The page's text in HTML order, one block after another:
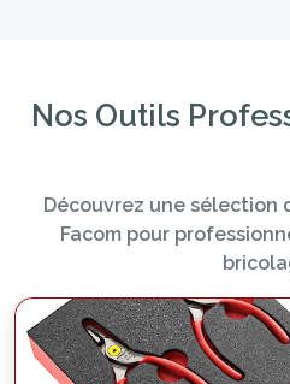
Nos Outils
Découvrez une sélection
Facom pour